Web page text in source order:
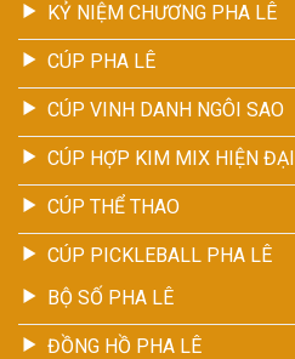
KỶ NIỆM CHƯƠNG PHA LÊ
CÚP PHA LÊ
CÚP VINH DANH NGÔI SAO
CÚP HỢP KIM MIX HIỆN ĐẠI
CÚP THỂ THAO
CÚP PICKLEBALL PHA LÊ
BỘ SỐ PHA LÊ
ĐỒNG HỒ PHA LÊ